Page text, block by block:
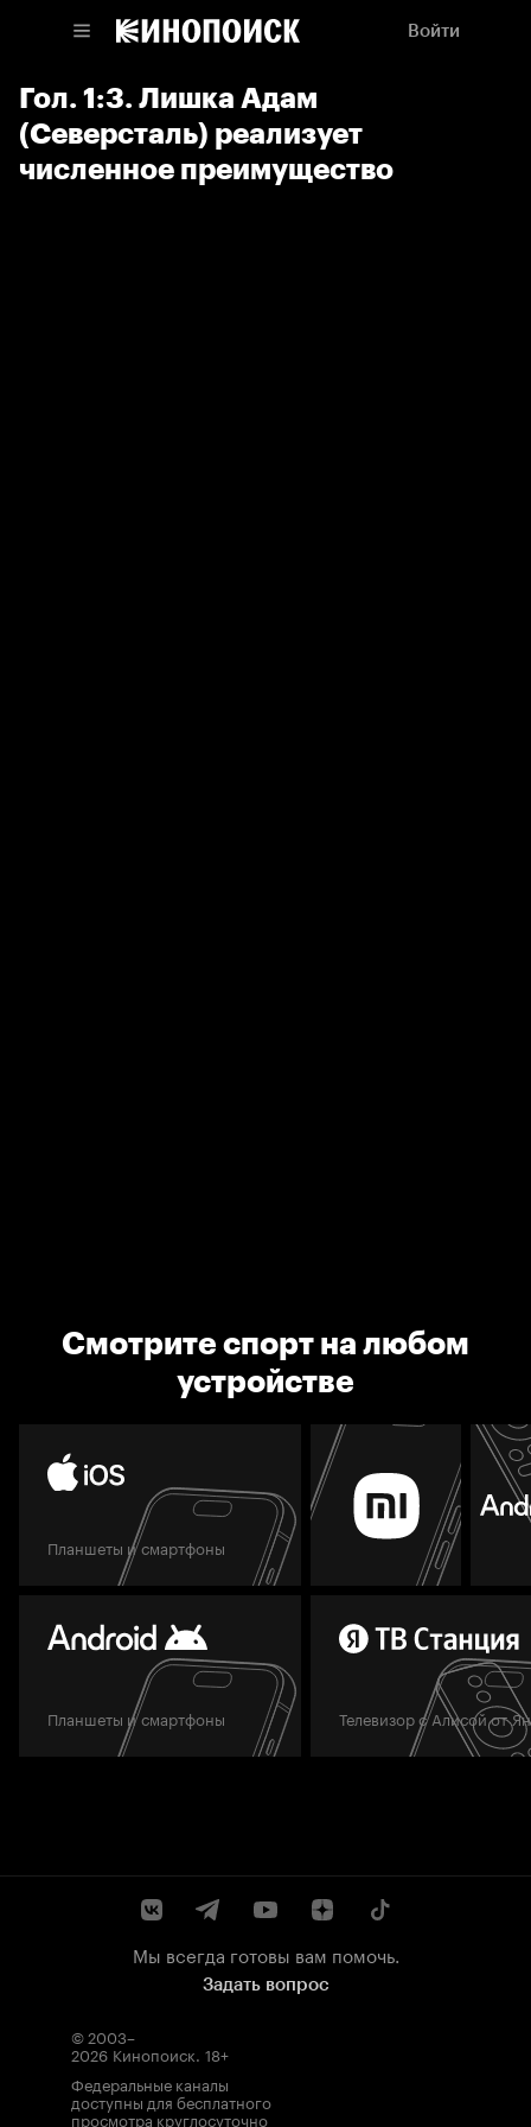
Войти
Гол. 1:3. Лишка Адам
(Северсталь) реализует
численное преимущество
Смотрите спорт на любом
устройстве
Планшеты и смартфоны
Планшеты и смартфоны Телевизор с Алисой от
Мы всегда готовы вам помочь.
Задать вопрос
© 2003–
2026 Кинопоиск. 18+
Федеральные каналы
доступны для бесплатного
просмотра круглосуточно